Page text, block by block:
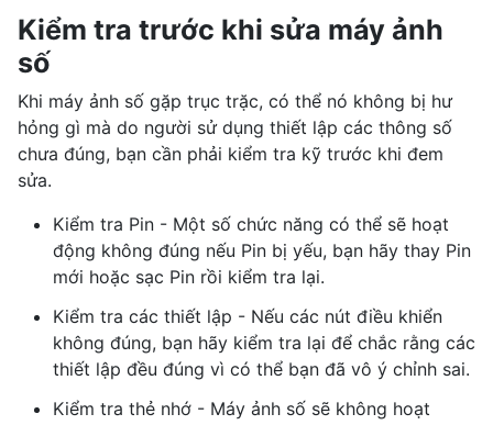
Kiểm tra trước khi sửa máy ảnh
số
Khi máy ảnh số gặp trục trặc, có thể nó không bị hư
hỏng gì mà do người sử dụng thiết lập các thông số
chưa đúng, bạn cần phải kiểm tra kỹ trước khi đem
sửa.
Kiểm tra Pin - Một số chức năng có thể sẽ hoạt
động không đúng nếu Pin bị yếu, bạn hãy thay Pin
mới hoặc sạc Pin rồi kiểm tra lại.
Kiểm tra các thiết lập - Nếu các nút điều khiển
không đúng, bạn hãy kiểm tra lại để chắc rằng các
thiết lập đều đúng vì có thể bạn đã vô ý chỉnh sai.
Kiểm tra thẻ nhớ - Máy ảnh số sẽ không hoạt